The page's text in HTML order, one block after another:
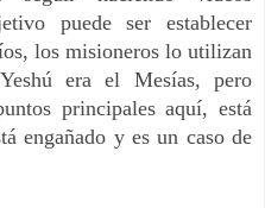
puede ser establecer
los misioneros lo utilizan
era el Mesías, pero
principales aquí, está
engañado y es un caso de